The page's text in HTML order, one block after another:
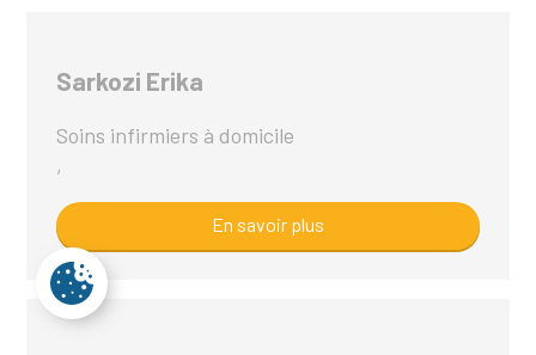
Sarkozi Erika
Soins infirmiers à domicile
,
En savoir plus